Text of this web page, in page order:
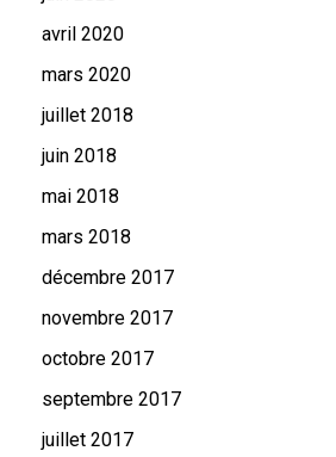
avril 2020
mars 2020
juillet 2018
juin 2018
mai 2018
mars 2018
décembre 2017
novembre 2017
octobre 2017
septembre 2017
juillet 2017